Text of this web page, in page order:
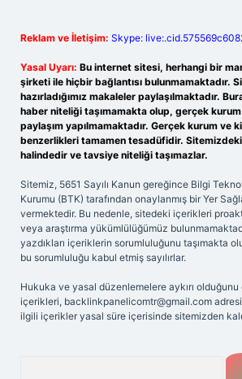
Reklam ve İletişim: Skype:
Yasal Uyarı: Bu internet sitesi, herhangi bir
şirketi ile hiçbir bağlantısı bulunmamaktadır.
hazırladığımız makaleler paylaşılmaktadır.
haber niteliği taşımamakta olup, gerçek
paylaşım yapılmamaktadır. Gerçek kurum ve
benzerlikleri tamamen tesadüfidir.
halindedir ve tavsiye niteliği taşımazlar.
Sitemiz, 5651 Sayılı Kanun gereğince Bilgi
Kurumu (BTK) tarafından onaylanmış bir Yer
vermektedir. Bu nedenle, sitedeki içerikleri
veya araştırma yükümlülüğümüz
yazdıkları içeriklerin sorumluluğunu taşımakta
bu sorumluluğu kabul etmiş sayılırlar.
Hukuka ve yasal düzenlemelere aykırı
içerikleri, backlinkpanelicomtr@gmail.com
ilgili içerikler yasal süre içerisinde sitemizden